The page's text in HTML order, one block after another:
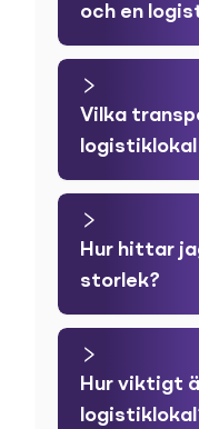
och en
Vilka
logistiklokal
Hur hittar
storlek?
Hur viktigt